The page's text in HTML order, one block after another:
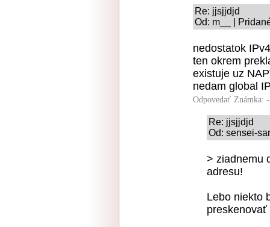
Re: jjsjjdjd
Od: m__ |
nedostatok
ten okrem
existuje uz
nedam global
Odpovedať Známka:
Re: jjsjjdjd
Od: sensei-
> ziadnemu
adresu!
Lebo niekto